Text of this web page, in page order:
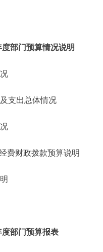
部门预算情况说明
支出总体情况
财政拨款预算说明
度部门预算报表